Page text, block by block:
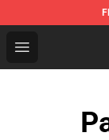
Open menu
The